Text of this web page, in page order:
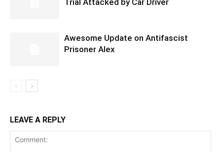
Trial Attacked by Car Driver
Awesome Update on Antifascist
Prisoner Alex
LEAVE A REPLY